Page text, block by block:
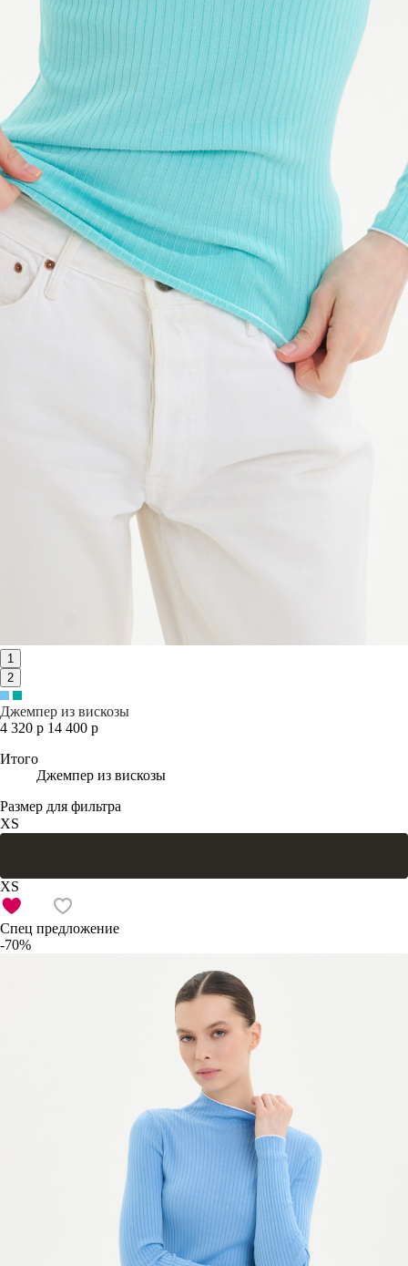
1
2
Джемпер из вискозы
4 320 р 14 400 р
Итого
Джемпер из вискозы
Размер для фильтра
XS
XS
Спец предложение
-70%